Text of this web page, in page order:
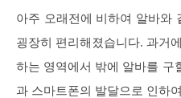
아주 오래전에 비하여 알바와
굉장히 편리해졌습니다. 과거
하는 영역에서 밖에 알바를 구
과 스마트폰의 발달으로 인하